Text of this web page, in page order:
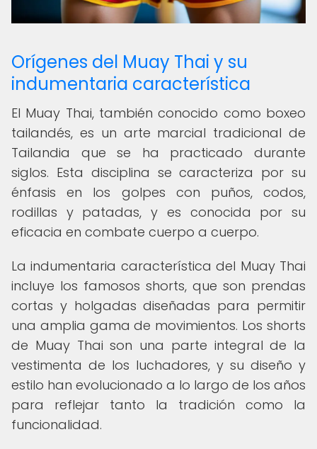
Orígenes del Muay Thai y su
indumentaria característica
El Muay Thai, también conocido como boxeo
tailandés, es un arte marcial tradicional de
Tailandia que se ha practicado durante
siglos. Esta disciplina se caracteriza por su
énfasis en los golpes con puños, codos,
rodillas y patadas, y es conocida por su
eficacia en combate cuerpo a cuerpo.
La indumentaria característica del Muay Thai
incluye los famosos shorts, que son prendas
cortas y holgadas diseñadas para permitir
una amplia gama de movimientos. Los shorts
de Muay Thai son una parte integral de la
vestimenta de los luchadores, y su diseño y
estilo han evolucionado a lo largo de los años
para reflejar tanto la tradición como la
funcionalidad.